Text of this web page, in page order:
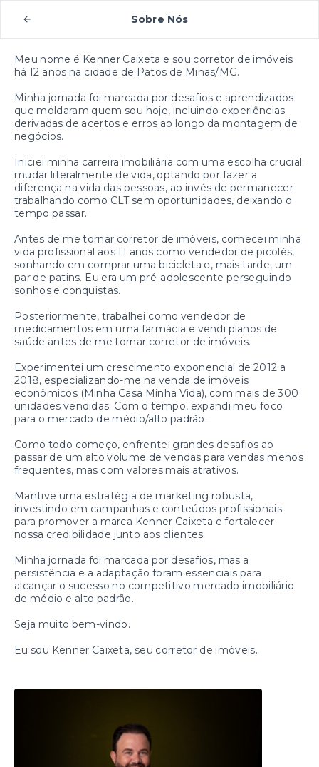
Sobre Nós
Meu nome é Kenner Caixeta e sou corretor de imóveis
há 12 anos na cidade de Patos de Minas/MG.
Minha jornada foi marcada por desafios e aprendizados
que moldaram quem sou hoje, incluindo experiências
derivadas de acertos e erros ao longo da montagem de
negócios.
Iniciei minha carreira imobiliária com uma escolha crucial:
mudar literalmente de vida, optando por fazer a
diferença na vida das pessoas, ao invés de permanecer
trabalhando como CLT sem oportunidades, deixando o
tempo passar.
Antes de me tornar corretor de imóveis, comecei minha
vida profissional aos 11 anos como vendedor de picolés,
sonhando em comprar uma bicicleta e, mais tarde, um
par de patins. Eu era um pré-adolescente perseguindo
sonhos e conquistas.
Posteriormente, trabalhei como vendedor de
medicamentos em uma farmácia e vendi planos de
saúde antes de me tornar corretor de imóveis.
Experimentei um crescimento exponencial de 2012 a
2018, especializando-me na venda de imóveis
econômicos (Minha Casa Minha Vida), com mais de 300
unidades vendidas. Com o tempo, expandi meu foco
para o mercado de médio/alto padrão.
Como todo começo, enfrentei grandes desafios ao
passar de um alto volume de vendas para vendas menos
frequentes, mas com valores mais atrativos.
Mantive uma estratégia de marketing robusta,
investindo em campanhas e conteúdos profissionais
para promover a marca Kenner Caixeta e fortalecer
nossa credibilidade junto aos clientes.
Minha jornada foi marcada por desafios, mas a
persistência e a adaptação foram essenciais para
alcançar o sucesso no competitivo mercado imobiliário
de médio e alto padrão.
Seja muito bem-vindo.
Eu sou Kenner Caixeta, seu corretor de imóveis.